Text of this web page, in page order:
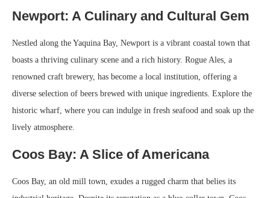
Newport: A Culinary and Cultural Gem
Nestled along the Yaquina Bay, Newport is a vibrant coastal town that
boasts a thriving culinary scene and a rich history. Rogue Ales, a
renowned craft brewery, has become a local institution, offering a
diverse selection of beers brewed with unique ingredients. Explore the
historic wharf, where you can indulge in fresh seafood and soak up the
lively atmosphere.
Coos Bay: A Slice of Americana
Coos Bay, an old mill town, exudes a rugged charm that belies its